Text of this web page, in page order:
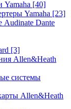
[40]
Yamaha [23]
Audinate Dante
[3]
Allen&Heath
системы
Allen&Heath